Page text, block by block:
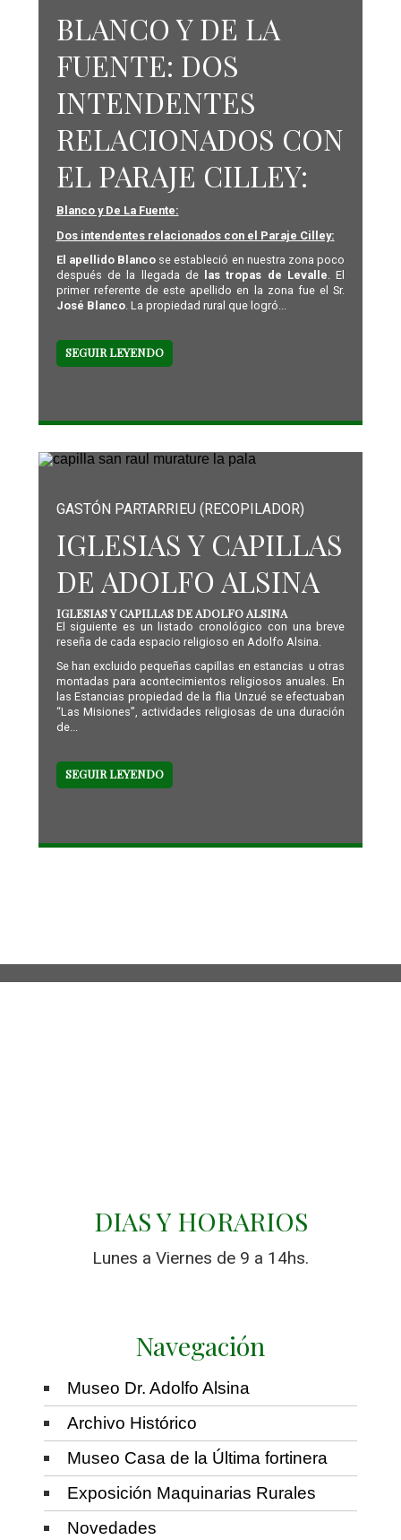
BLANCO Y DE LA
FUENTE: DOS
INTENDENTES
RELACIONADOS CON
EL PARAJE CILLEY:
Blanco y De La Fuente:
Dos intendentes relacionados con el Paraje Cilley:
El apellido Blanco se estableció en nuestra zona poco
después de la llegada delas tropas de Levalle . El
primer referente de este apellido en la zona fue el Sr.
José Blanco. La propiedad rural que logró...
SEGUIR LEYENDO
GASTÓN PARTARRIEU (RECOPILADOR)
IGLESIAS Y CAPILLAS
DE ADOLFO ALSINA
IGLESIAS Y CAPILLAS DE ADOLFO ALSINA
El siguiente es un listado cronológico con una breve
reseña de cada espacio religioso en Adolfo Alsina.
Se han excluido pequeñas capillas en estancias u otras
montadas para acontecimientos religiosos anuales. En
las Estancias propiedad de la flia Unzué se efectuaban
“Las Misiones”, actividades religiosas de una duración
de...
SEGUIR LEYENDO
DIAS Y HORARIOS
Lunes a Viernes de 9 a 14hs.
Navegación
Museo Dr. Adolfo Alsina
Archivo Histórico
Museo Casa de la Última fortinera
Exposición Maquinarias Rurales
Novedades